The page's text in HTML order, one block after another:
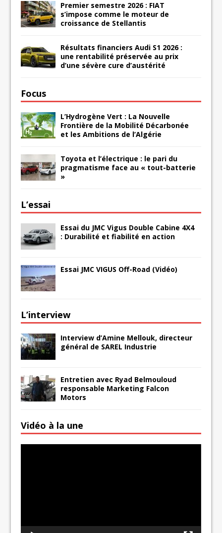
Premier semestre 2026 : FIAT
s’impose comme le moteur de
croissance de Stellantis
Résultats financiers Audi S1 2026 :
une rentabilité préservée au prix
d’une sévère cure d’austérité
Focus
L’Hydrogène Vert : La Nouvelle
Frontière de la Mobilité Décarbonée
et les Ambitions de l’Algérie
Toyota et l’électrique : le pari du
pragmatisme face au « tout-batterie
»
L’essai
Essai du JMC Vigus Double Cabine 4X4
: Durabilité et fiabilité en action
Essai JMC VIGUS Off-Road (Vidéo)
L’interview
Interview d’Amine Mellouk, directeur
général de SAREL Industrie
Entretien avec Ryad Belmouloud
responsable Marketing Falcon
Motors
Vidéo à la une